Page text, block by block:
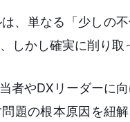
、単なる「少しの
しかし確実に削り取
者やDXリーダーに
題の根本原因を紐